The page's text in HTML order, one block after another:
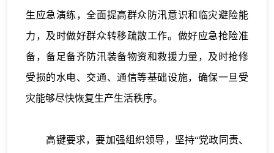
生应急演练，全面提高群众防汛意识和临灾避险能
力，及时做好群众转移疏散工作。做好应急抢险准
备，备足备齐防汛装备物资和救援力量，及时抢修
受损的水电、交通、通信等基础设施，确保一旦受
灾能够尽快恢复生产生活秩序。
高键要求，要加强组织领导，坚持“党政同责、